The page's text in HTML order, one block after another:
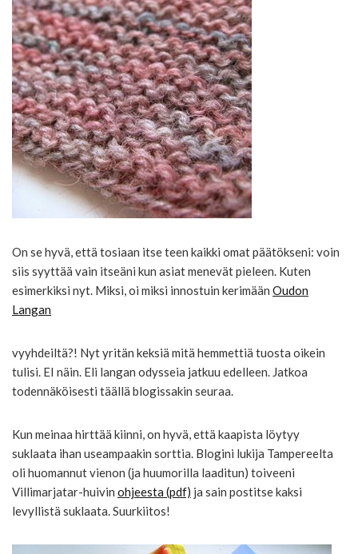
On se hyvä, että tosiaan itse teen kaikki omat päätökseni: voin
siis syyttää vain itseäni kun asiat menevät pieleen. Kuten
esimerkiksi nyt. Miksi, oi miksi innostuin kerimään Oudon
Langan
vyyhdeiltä?! Nyt yritän keksiä mitä hemmettiä tuosta oikein
tulisi. EI näin. Eli langan odysseia jatkuu edelleen. Jatkoa
todennäköisesti täällä blogissakin seuraa.
Kun meinaa hirttää kiinni, on hyvä, että kaapista löytyy
suklaata ihan useampaakin sorttia. Blogini lukija Tampereelta
oli huomannut vienon (ja huumorilla laaditun) toiveeni
Villimarjatar-huivin ohjeesta (pdf) ja sain postitse kaksi
levyllistä suklaata. Suurkiitos!